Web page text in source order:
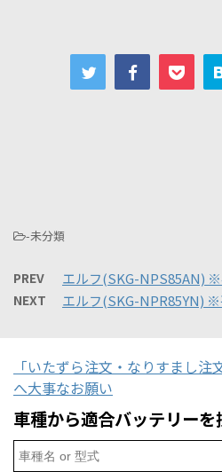
-未分類
PREV エルフ(SKG-NPS85AN)
NEXT エルフ(SKG-NPR85YN) ※
「いたずら注文・なりすまし
へ大事なお願い
車種から適合バッテリーを
Search
for: